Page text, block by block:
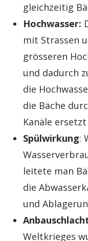
gleichzeitig
Hochwasser:
mit Strassen
grösseren
und dadurch
die
die Bäche
Kanäle
Spülwirkung:
leitete man
die
und
Weltkrieges